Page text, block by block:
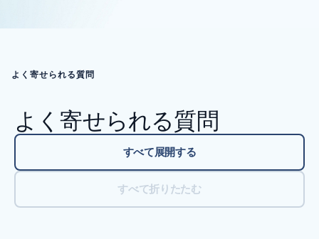
よく寄せられる質問
よく寄せられる質問
すべて展開する
すべて折りたたむ